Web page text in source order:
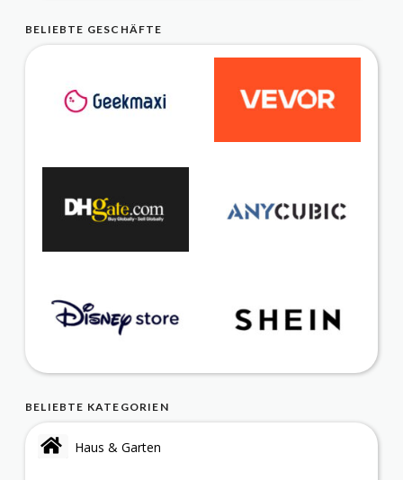
BELIEBTE GESCHÄFTE
BELIEBTE KATEGORIEN
Haus & Garten